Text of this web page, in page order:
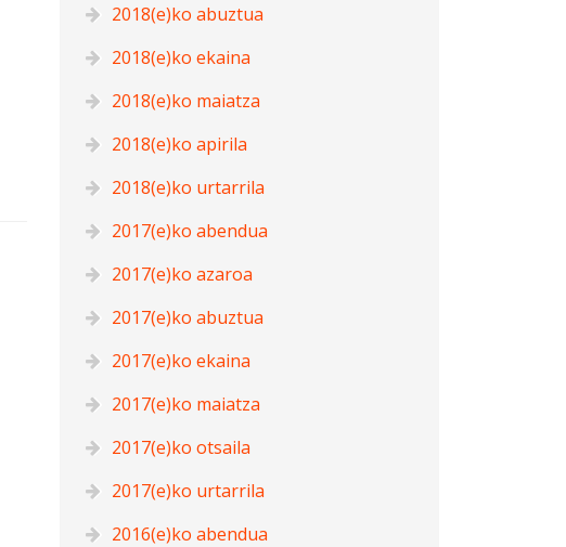
2018(e)ko abuztua
2018(e)ko ekaina
2018(e)ko maiatza
2018(e)ko apirila
2018(e)ko urtarrila
2017(e)ko abendua
2017(e)ko azaroa
2017(e)ko abuztua
2017(e)ko ekaina
2017(e)ko maiatza
2017(e)ko otsaila
2017(e)ko urtarrila
2016(e)ko abendua